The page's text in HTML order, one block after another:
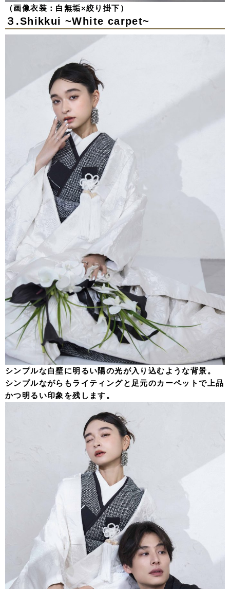
（画像衣装：白無垢×絞り掛下）
３.Shikkui ~White carpet~
シンプルな白壁に明るい陽の光が入り込むような背景。
シンプルながらもライティングと足元のカーペットで上品
かつ明るい印象を残します。